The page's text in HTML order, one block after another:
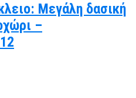
Μεγάλη δασική
–